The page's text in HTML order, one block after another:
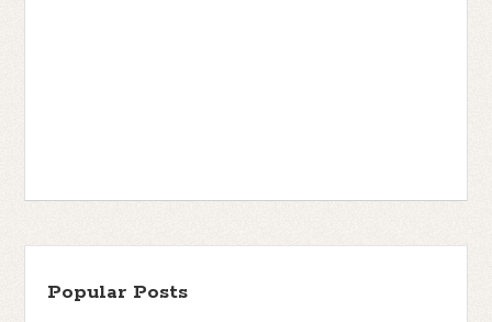
Popular Posts